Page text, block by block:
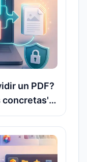
un PDF?
concretas'